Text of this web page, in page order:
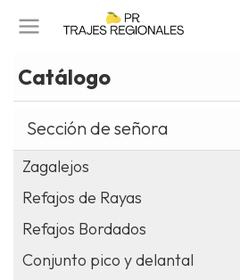
SOBRE NOSOTROS
CONTACTO
TIENDA ONLINE
POLÍTICA DE PRIVACIDAD
POLITICA DE COOKIES
AVISO LEGAL
Catálogo
Sección de señora
Zagalejos
Refajos de Rayas
Refajos Bordados
Conjunto pico y delantal